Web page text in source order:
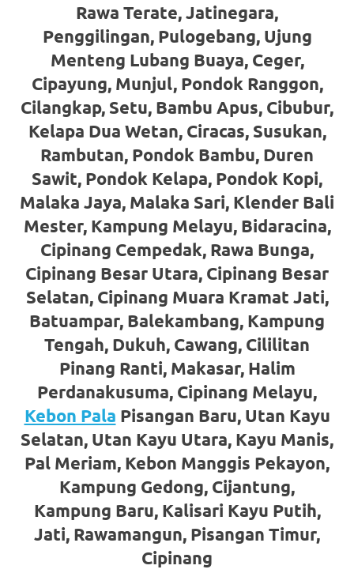
watches.
click
fake
watches .
Get
the
facts
https://www.stockswatches.com
anchor
https://
check
this
link
right
here
now
https://www.domainwatches.com
Rawa Terate, Jatinegara,
Penggilingan, Pulogebang, Ujung
Menteng Lubang Buaya, Ceger,
Cipayung, Munjul, Pondok Ranggon,
Cilangkap, Setu, Bambu Apus, Cibubur,
Kelapa Dua Wetan, Ciracas, Susukan,
Rambutan, Pondok Bambu, Duren
Sawit, Pondok Kelapa, Pondok Kopi,
Malaka Jaya, Malaka Sari, Klender Bali
Mester, Kampung Melayu, Bidaracina,
Cipinang Cempedak, Rawa Bunga,
Cipinang Besar Utara, Cipinang Besar
Selatan, Cipinang Muara Kramat Jati,
Batuampar, Balekambang, Kampung
Tengah, Dukuh, Cawang, Cililitan
Pinang Ranti, Makasar, Halim
Perdanakusuma, Cipinang Melayu,
Kebon Pala Pisangan Baru, Utan Kayu
Selatan, Utan Kayu Utara, Kayu Manis,
Pal Meriam, Kebon Manggis Pekayon,
Kampung Gedong, Cijantung,
Kampung Baru, Kalisari Kayu Putih,
Jati, Rawamangun, Pisangan Timur,
Cipinang